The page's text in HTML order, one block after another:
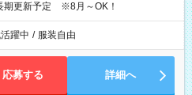
更新予定 ※8月～OK！
躍中 / 服装自由
応募する 詳細へ